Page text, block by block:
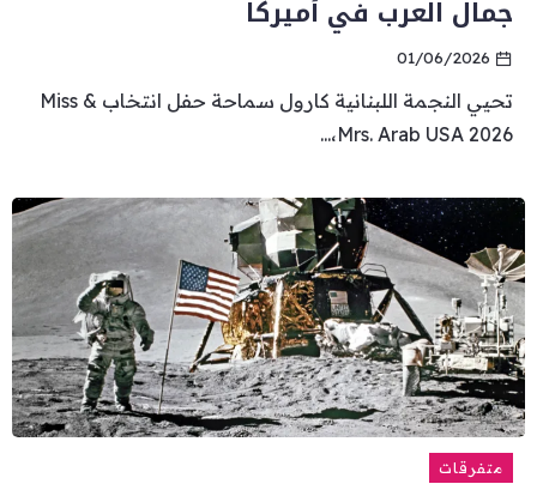
جمال العرب في أميركا
01/06/2026
تحيي النجمة اللبنانية كارول سماحة حفل انتخاب Miss &
Mrs. Arab USA 2026،...
متفرقات